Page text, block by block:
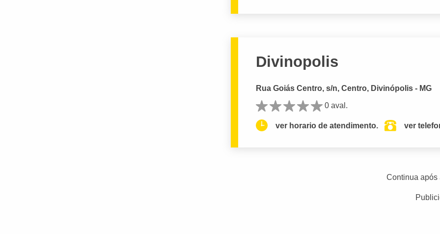
Divinopolis
Rua Goiás Centro, s/n, Centro, Divinópolis - MG
0 aval.
ver horario de atendimento. ver
Continua após